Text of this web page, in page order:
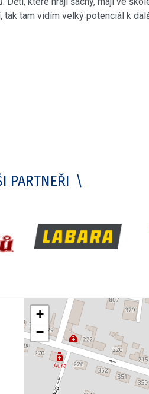
tam vidím velký potenciál k
PARTNEŘI
+
−